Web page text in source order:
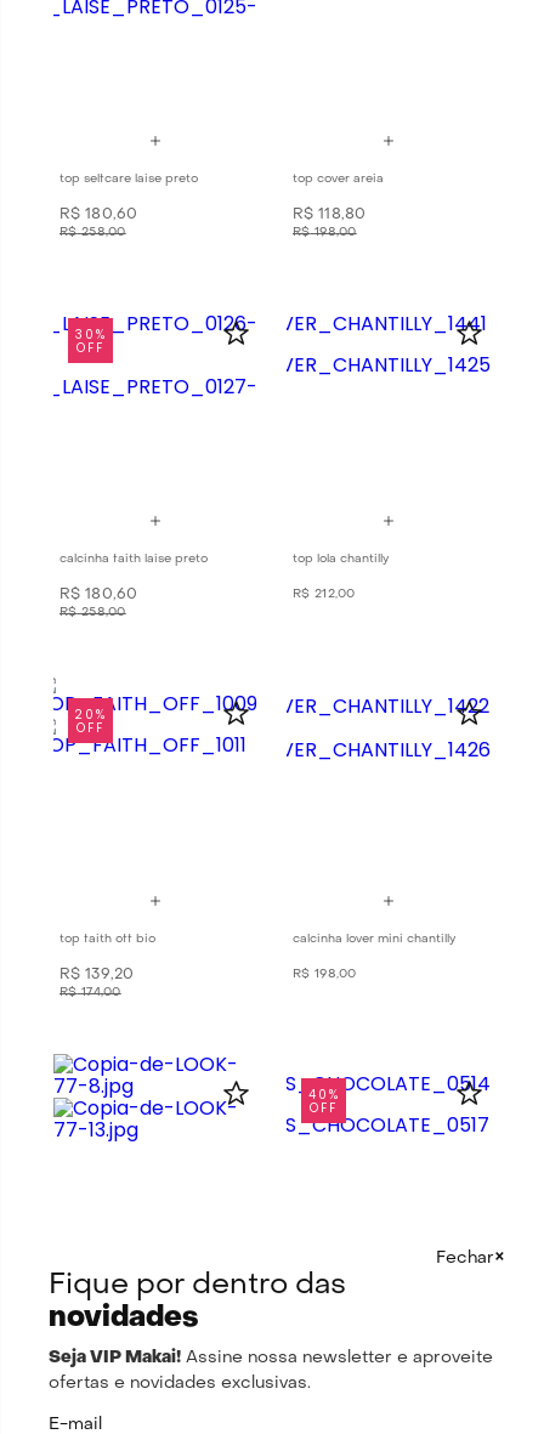
top selfcare laise preto
R$ 180,60
R$ 258,00
top cover areia
R$ 118,80
R$ 198,00
30%
OFF
calcinha faith laise preto
R$ 180,60
R$ 258,00
top lola chantilly
R$ 212,00
20%
OFF
top faith off bio
R$ 139,20
R$ 174,00
calcinha lover mini chantilly
R$ 198,00
calcinha faith off bio
R$ 174, 00
40%
OFF
R$ 94,80
Fechar×
Fique por dentro das
novidades
Seja VIP Makai! Assine nossa newsletter e aproveite
ofertas e novidades exclusivas.
E-mail